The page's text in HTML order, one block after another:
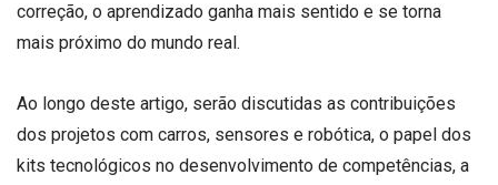
correção, o aprendizado ganha mais sentido e se torna
mais próximo do mundo real.
Ao longo deste artigo, serão discutidas as contribuições
dos projetos com carros, sensores e robótica, o papel dos
kits tecnológicos no desenvolvimento de competências, a